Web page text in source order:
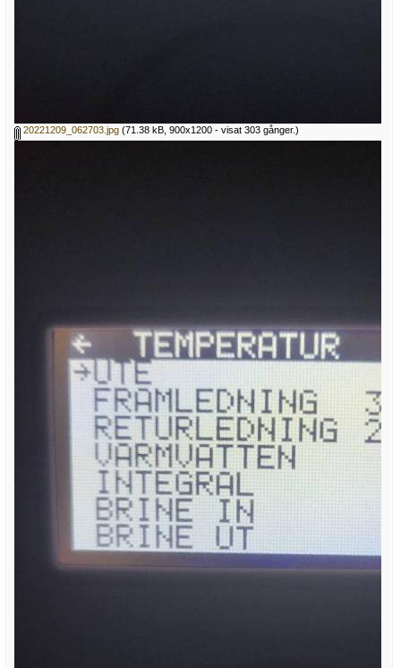
20221209_062703.jpg (71.38 kB, 900x1200 - visat 303 gånger.)